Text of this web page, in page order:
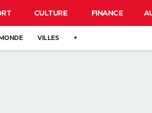
CULTURE FINANCE
VILLES +